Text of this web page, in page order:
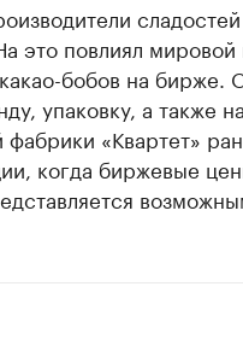
сладостей
это повлиял
бобов на бирже.
упаковку, а также
«Квартет»
когда биржевые